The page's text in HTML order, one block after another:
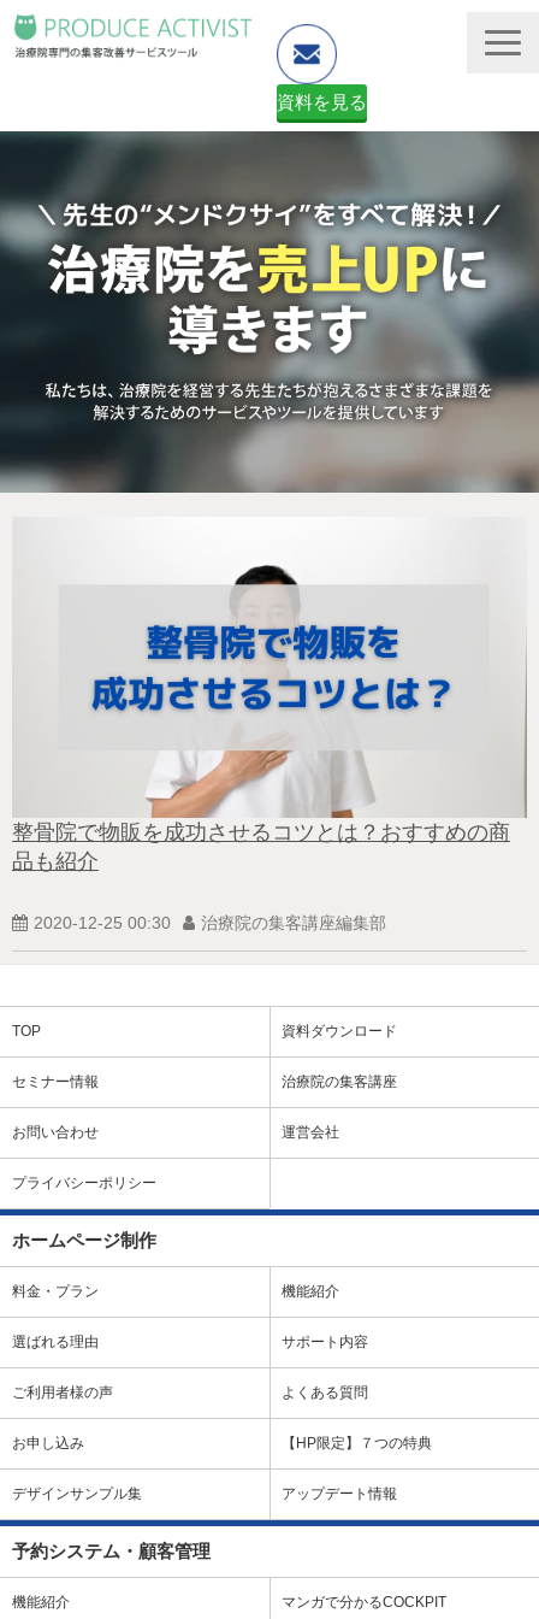
資料を見る
予約システム・顧客管理
資料ダウンロード（無料）
２ヶ月無料体験申し込みフォーム
整骨院で物販を成功させるコツとは？おすすめの商
品も紹介
2020-12-25 00:30 治療院の集客講座編集部
TOP 資料ダウンロード
セミナー情報 治療院の集客講座
お問い合わせ 運営会社
プライバシーポリシー
ホームページ制作
料金・プラン 機能紹介
選ばれる理由 サポート内容
ご利用者様の声 よくある質問
お申し込み 【HP限定】７つの特典
デザインサンプル集 アップデート情報
予約システム・顧客管理
機能紹介 マンガで分かるCOCKPIT